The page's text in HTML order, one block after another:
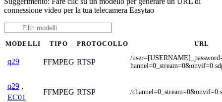
connessione video per la tua telecamera Easytao
MODELLI TIPO PROTOCOLLO URL
q29 FFMPEG RTSP
/
q29 ,
EC01
FFMPEG RTSP /